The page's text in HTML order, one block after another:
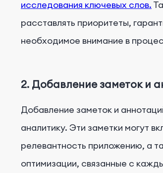
исследования ключевых слов.
расставлять приоритеты,
необходимое внимание в
2. Добавление заметок и
Добавление заметок и
аналитику. Эти заметки могут
релевантность приложению, а
оптимизации, связанные с